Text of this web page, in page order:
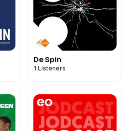
De Spin
1 Listeners